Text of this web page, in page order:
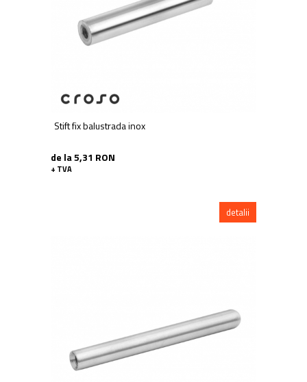
Stift fix balustrada inox
de la 5,31 RON
+ TVA
detalii